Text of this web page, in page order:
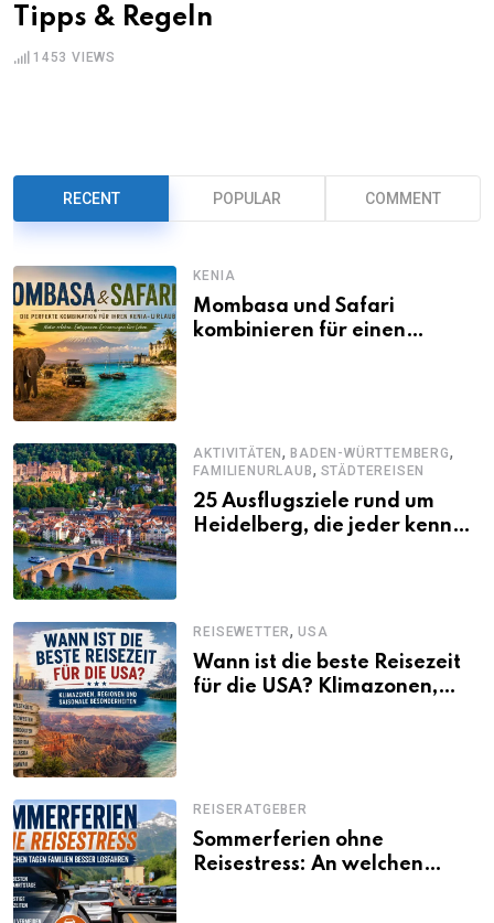
Tipps & Regeln
1453 VIEWS
RECENT POPULAR COMMENT
KENIA
Mombasa und Safari
kombinieren für einen
AKTIVITÄTEN,BADEN-WÜRTTEMBERG,
FAMILIENURLAUB, STÄDTEREISEN
25 Ausflugsziele rund um
Heidelberg, die jeder kennen
REISEWETTER,USA
Wann ist die beste Reisezeit
für die USA? Klimazonen,
REISERATGEBER
Sommerferien ohne
Reisestress: An welchen